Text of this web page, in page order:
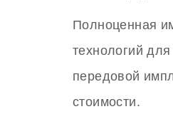
Полноценная
технологий
передовой
стоимости.